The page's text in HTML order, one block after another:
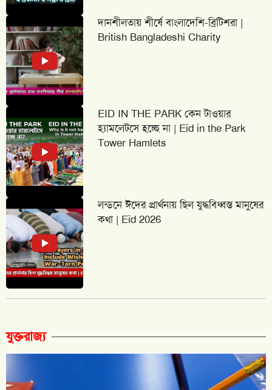
দানশীলতায় শীর্ষে বাংলাদেশি-ব্রিটিশরা |
British Bangladeshi Charity
EID IN THE PARK কেন টাওয়ার
হ্যামলেটসে হচ্ছে না | Eid in the Park
Tower Hamlets
লন্ডনে ঈদের প্রার্থনায় ছিল যুদ্ধবিধ্বস্ত মানুষের
কথা | Eid 2026
যুক্তরাজ্য